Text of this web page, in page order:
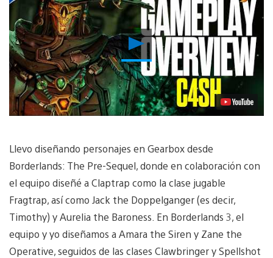
Reproducir
vídeo
Llevo diseñando personajes en Gearbox desde
Borderlands: The Pre-Sequel, donde en colaboración con
el equipo diseñé a Claptrap como la clase jugable
Fragtrap, así como Jack the Doppelganger (es decir,
Timothy) y Aurelia the Baroness. En Borderlands 3, el
equipo y yo diseñamos a Amara the Siren y Zane the
Operative, seguidos de las clases Clawbringer y Spellshot